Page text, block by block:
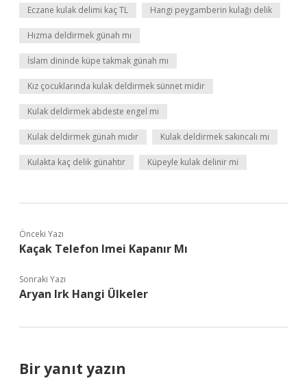
Eczane kulak delimi kaç TL Hangi peygamberin kulağı delik
Hızma deldirmek günah mı
İslam dininde küpe takmak günah mı
Kız çocuklarında kulak deldirmek sünnet midir
Kulak deldirmek abdeste engel mi
Kulak deldirmek günah mıdır Kulak deldirmek sakıncalı mı
Kulakta kaç delik günahtır Küpeyle kulak delinir mi
Önceki Yazı
Kaçak Telefon Imei Kapanır Mı
Sonraki Yazı
Aryan Irk Hangi Ülkeler
Bir yanıt yazın